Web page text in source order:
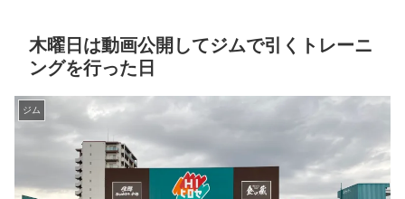
木曜日は動画公開してジムで引くトレーニ
ングを行った日
ジム